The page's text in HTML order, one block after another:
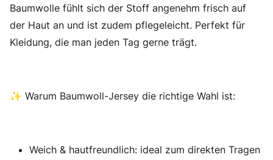
Baumwolle fühlt sich der Stoff angenehm frisch auf
der Haut an und ist zudem pflegeleicht. Perfekt für
Kleidung, die man jeden Tag gerne trägt.
✨ Warum Baumwoll-Jersey die richtige Wahl ist:
Weich & hautfreundlich: ideal zum direkten Tragen